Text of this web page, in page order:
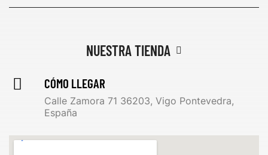
NUESTRA TIENDA
CÓMO LLEGAR
Calle Zamora 71 36203, Vigo Pontevedra,
España